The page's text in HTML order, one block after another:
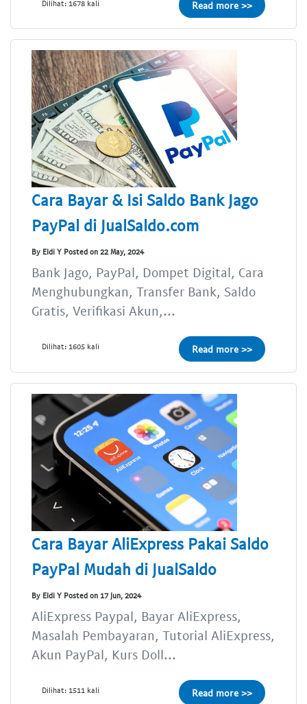
Dilihat: 1678 kali Read more >>
Cara Bayar & Isi Saldo Bank Jago
PayPal di JualSaldo.com
By Eldi Y Posted on 22 May, 2024
Bank Jago, PayPal, Dompet Digital, Cara
Menghubungkan, Transfer Bank, Saldo
Gratis, Verifikasi Akun,...
Dilihat: 1605 kali Read more >>
Cara Bayar AliExpress Pakai Saldo
PayPal Mudah di JualSaldo
By Eldi Y Posted on 17 Jun, 2024
AliExpress Paypal, Bayar AliExpress,
Masalah Pembayaran, Tutorial AliExpress,
Akun PayPal, Kurs Doll...
Dilihat: 1511 kali Read more >>